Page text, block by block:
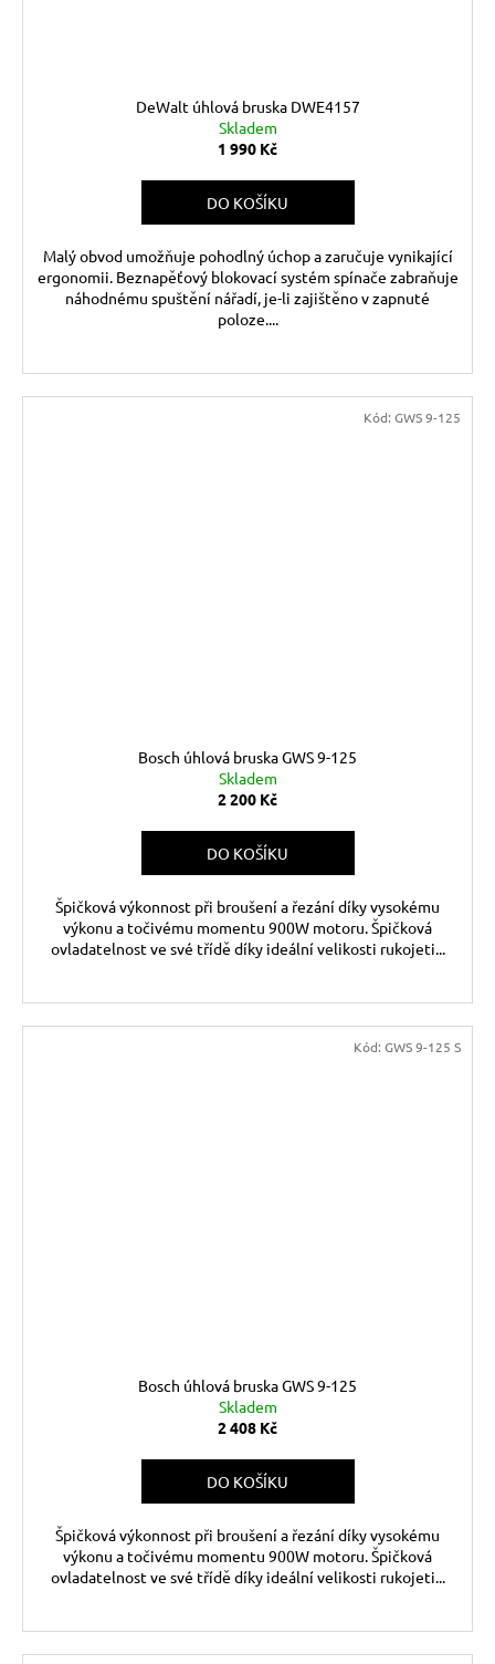
DeWalt úhlová bruska DWE4157
Skladem
1 990 Kč
DO KOŠÍKU
Malý obvod umožňuje pohodlný úchop a zaručuje vynikající
ergonomii. Beznapěťový blokovací systém spínače zabraňuje
náhodnému spuštění nářadí, je-li zajištěno v zapnuté
poloze....
Bosch úhlová bruska GWS 9-125
Skladem
2 200 Kč
DO KOŠÍKU
Špičková výkonnost při broušení a řezání díky vysokému
výkonu a točivému momentu 900W motoru. Špičková
ovladatelnost ve své třídě díky ideální velikosti rukojeti...
Kód: GWS 9-125
Bosch úhlová bruska GWS 9-125
Skladem
2 408 Kč
DO KOŠÍKU
Špičková výkonnost při broušení a řezání díky vysokému
výkonu a točivému momentu 900W motoru. Špičková
ovladatelnost ve své třídě díky ideální velikosti rukojeti...
Kód: GWS 9-125 S